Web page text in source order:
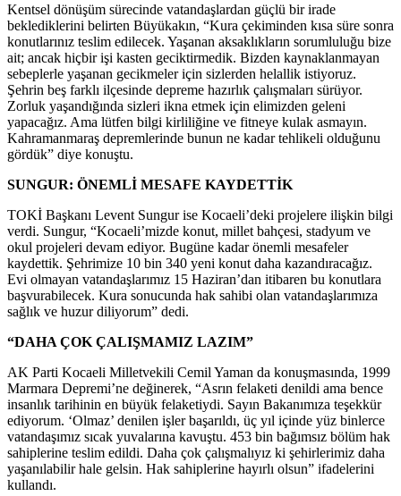
Kentsel dönüşüm sürecinde vatandaşlardan güçlü bir irade
beklediklerini belirten Büyükakın, “Kura çekiminden kısa süre sonra
konutlarınız teslim edilecek. Yaşanan aksaklıkların sorumluluğu bize
ait; ancak hiçbir işi kasten geciktirmedik. Bizden kaynaklanmayan
sebeplerle yaşanan gecikmeler için sizlerden helallik istiyoruz.
Şehrin beş farklı ilçesinde depreme hazırlık çalışmaları sürüyor.
Zorluk yaşandığında sizleri ikna etmek için elimizden geleni
yapacağız. Ama lütfen bilgi kirliliğine ve fitneye kulak asmayın.
Kahramanmaraş depremlerinde bunun ne kadar tehlikeli olduğunu
gördük” diye konuştu.
SUNGUR: ÖNEMLİ MESAFE KAYDETTİK
TOKİ Başkanı Levent Sungur ise Kocaeli’deki projelere ilişkin bilgi
verdi. Sungur, “Kocaeli’mizde konut, millet bahçesi, stadyum ve
okul projeleri devam ediyor. Bugüne kadar önemli mesafeler
kaydettik. Şehrimize 10 bin 340 yeni konut daha kazandıracağız.
Evi olmayan vatandaşlarımız 15 Haziran’dan itibaren bu konutlara
başvurabilecek. Kura sonucunda hak sahibi olan vatandaşlarımıza
sağlık ve huzur diliyorum” dedi.
“DAHA ÇOK ÇALIŞMAMIZ LAZIM”
AK Parti Kocaeli Milletvekili Cemil Yaman da konuşmasında, 1999
Marmara Depremi’ne değinerek, “Asrın felaketi denildi ama bence
insanlık tarihinin en büyük felaketiydi. Sayın Bakanımıza teşekkür
ediyorum. ‘Olmaz’ denilen işler başarıldı, üç yıl içinde yüz binlerce
vatandaşımız sıcak yuvalarına kavuştu. 453 bin bağımsız bölüm hak
sahiplerine teslim edildi. Daha çok çalışmalıyız ki şehirlerimiz daha
yaşanılabilir hale gelsin. Hak sahiplerine hayırlı olsun” ifadelerini
kullandı.